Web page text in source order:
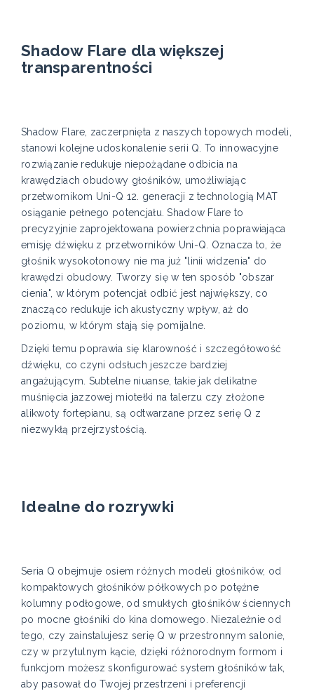
Shadow Flare dla większej
transparentności
Shadow Flare, zaczerpnięta z naszych topowych modeli,
stanowi kolejne udoskonalenie serii Q. To innowacyjne
rozwiązanie redukuje niepożądane odbicia na
krawędziach obudowy głośników, umożliwiając
przetwornikom Uni-Q 12. generacji z technologią MAT
osiąganie pełnego potencjału. Shadow Flare to
precyzyjnie zaprojektowana powierzchnia poprawiająca
emisję dźwięku z przetworników Uni-Q. Oznacza to, że
głośnik wysokotonowy nie ma już "linii widzenia" do
krawędzi obudowy. Tworzy się w ten sposób "obszar
cienia", w którym potencjał odbić jest największy, co
znacząco redukuje ich akustyczny wpływ, aż do
poziomu, w którym stają się pomijalne.
Dzięki temu poprawia się klarowność i szczegółowość
dźwięku, co czyni odsłuch jeszcze bardziej
angażującym. Subtelne niuanse, takie jak delikatne
muśnięcia jazzowej miotełki na talerzu czy złożone
alikwoty fortepianu, są odtwarzane przez serię Q z
niezwykłą przejrzystością.
Idealne do rozrywki
Seria Q obejmuje osiem różnych modeli głośników, od
kompaktowych głośników półkowych po potężne
kolumny podłogowe, od smukłych głośników ściennych
po mocne głośniki do kina domowego. Niezależnie od
tego, czy zainstalujesz serię Q w przestronnym salonie,
czy w przytulnym kącie, dzięki różnorodnym formom i
funkcjom możesz skonfigurować system głośników tak,
aby pasował do Twojej przestrzeni i preferencji